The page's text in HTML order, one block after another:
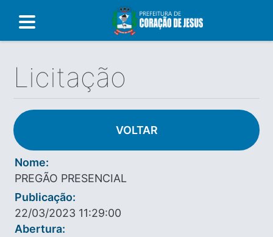
Licitação
VOLTAR
Nome:
PREGÃO PRESENCIAL
Publicação:
22/03/2023 11:29:00
Abertura: